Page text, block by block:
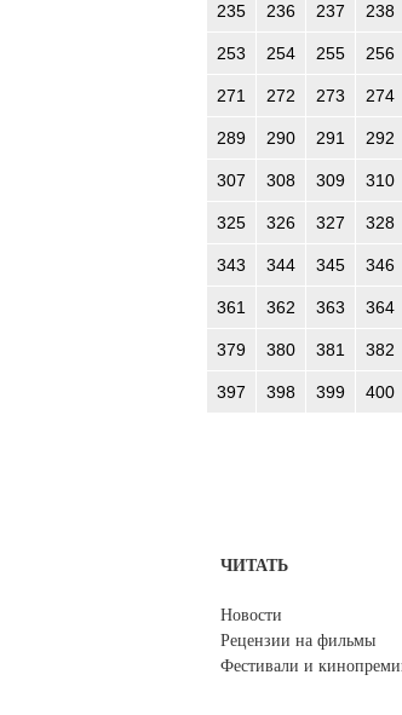
235 236 237 238
253 254 255 256
271 272 273 274
289 290 291 292
307 308 309 310
325 326 327 328
343 344 345 346
361 362 363 364
379 380 381 382
397 398 399 400
ЧИТАТЬ
Новости
Рецензии на фильмы
Фестивали и